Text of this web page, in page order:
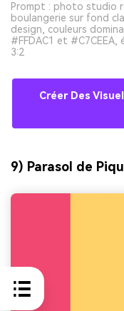
Prompt : photo studio
boulangerie sur fond
design, couleurs
#FFDAC1 et
3:2
Créer Des
9) Parasol de